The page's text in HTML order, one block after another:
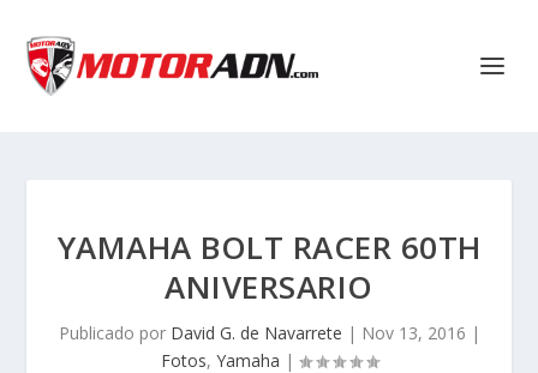
YAMAHA BOLT RACER 60TH
ANIVERSARIO
Publicado por David G. de Navarrete | Nov 13, 2016 |
Fotos, Yamaha |